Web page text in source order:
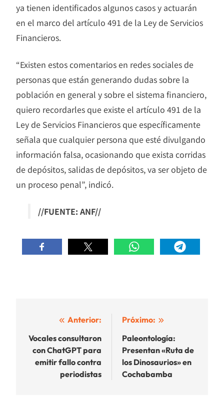
ya tienen identificados algunos casos y actuarán
en el marco del artículo 491 de la Ley de Servicios
Financieros.
“Existen estos comentarios en redes sociales de
personas que están generando dudas sobre la
población en general y sobre el sistema financiero,
quiero recordarles que existe el artículo 491 de la
Ley de Servicios Financieros que específicamente
señala que cualquier persona que esté divulgando
información falsa, ocasionando que exista corridas
de depósitos, salidas de depósitos, va ser objeto de
un proceso penal”, indicó.
//FUENTE: ANF//
Navegación
de
entradas
Anterior:
Vocales consultaron
con ChatGPT para
emitir fallo contra
periodistas
Próximo:
Paleontología:
Presentan «Ruta de
los Dinosaurios» en
Cochabamba